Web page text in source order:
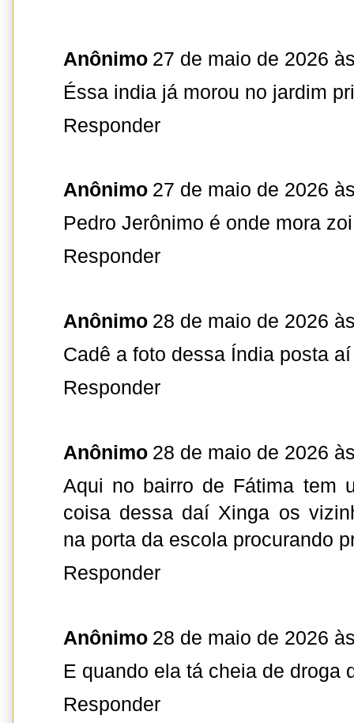
Anônimo 27 de maio de 2026
Éssa india já morou no jardim
Responder
Anônimo 27 de maio de 2026
Pedro Jerônimo é onde mora
Responder
Anônimo 28 de maio de 2026
Cadê a foto dessa Índia posta
Responder
Anônimo 28 de maio de 2026
Aqui no bairro de Fátima tem
coisa dessa daí Xinga os
na porta da escola procurando
Responder
Anônimo 28 de maio de 2026
E quando ela tá cheia de droga
Responder